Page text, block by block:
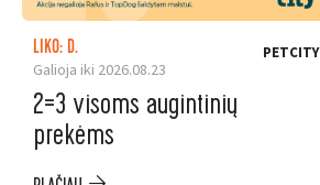
LIKO: D.
Galioja iki 2026.08.23
PETCITY
2=3 visoms augintinių
prekėms